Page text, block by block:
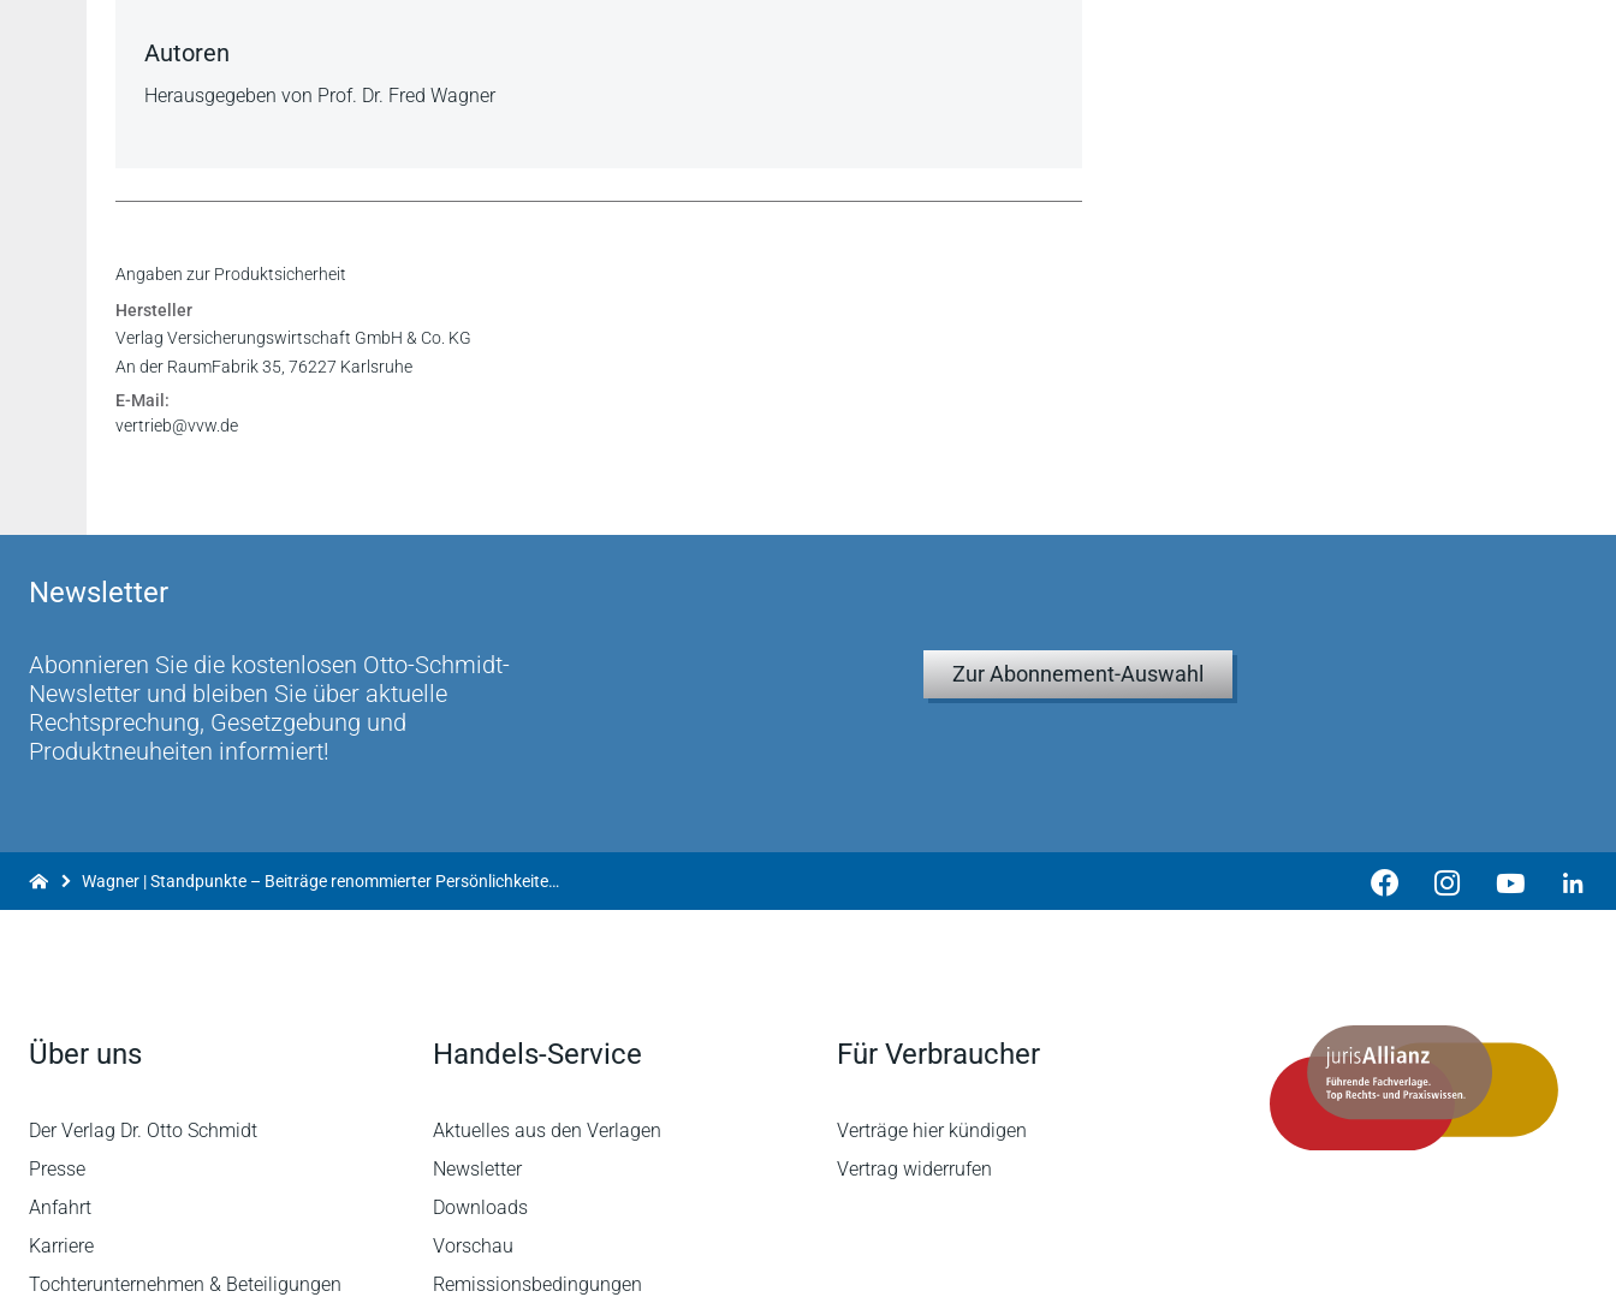
Autoren
Herausgegeben von Prof. Dr. Fred Wagner
Angaben zur Produktsicherheit
Hersteller
Verlag Versicherungswirtschaft GmbH & Co. KG
An der RaumFabrik 35, 76227 Karlsruhe
E-Mail:
vertrieb@vvw.de
Newsletter
Abonnieren Sie die kostenlosen Otto-Schmidt-
Newsletter und bleiben Sie über aktuelle
Rechtsprechung, Gesetzgebung und
Produktneuheiten informiert!
Zur Abonnement-Auswahl
Wagner | Standpunkte – Beiträge renommierter Persönlichkeiten der Versicherungswirtschaft in Leipziger Seminaren
Über uns
Der Verlag Dr. Otto Schmidt
Presse
Anfahrt
Karriere
Tochterunternehmen & Beteiligungen
Handels-Service
Aktuelles aus den Verlagen
Newsletter
Downloads
Vorschau
Remissionsbedingungen
Für Verbraucher
Verträge hier kündigen
Vertrag widerrufen